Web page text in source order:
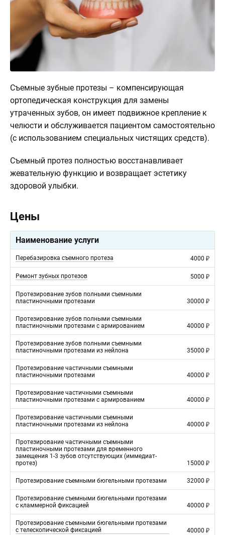
Съемные зубные протезы – компенсирующая
ортопедическая конструкция для замены
утраченных зубов, он имеет подвижное крепление к
челюсти и обслуживается пациентом самостоятельно
(с использованием специальных чистящих средств).
Съемный протез полностью восстанавливает
жевательную функцию и возвращает эстетику
здоровой улыбки.
Цены
Наименование услуги
Перебазировка съемного протеза 4000
Ремонт зубных протезов 5000
Протезирование зубов полными съемными
пластиночными протезами
30000
Протезирование зубов полными съемными
пластиночными протезами с армированием
40000
Протезирование зубов полными съемными
пластиночными протезами из нейлона
35000
Протезирование частичными съемными
пластиночными протезами
40000
Протезирование частичными съемными
пластиночными протезами с армированием
40000
Протезирование частичными съемными
пластиночными протезами из нейлона
40000
Протезирование частичными съемными
пластиночными протезами для временного
замещения 1-3 зубов отсутствующих (иммедиат-
протез)
15000
Протезирование съемными бюгельными протезами 32000
Протезирование съемными бюгельными протезами
с кламмерной фиксацией
40000
Протезирование съемными бюгельными протезами
с телескопической фиксацией
40000
клинике
Контакты
по
клинике